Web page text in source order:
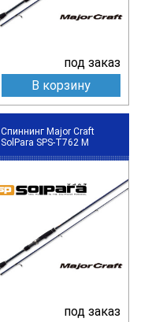
под заказ
В корзину
Спиннинг Major Craft
SolPara SPS-T762 M
под заказ